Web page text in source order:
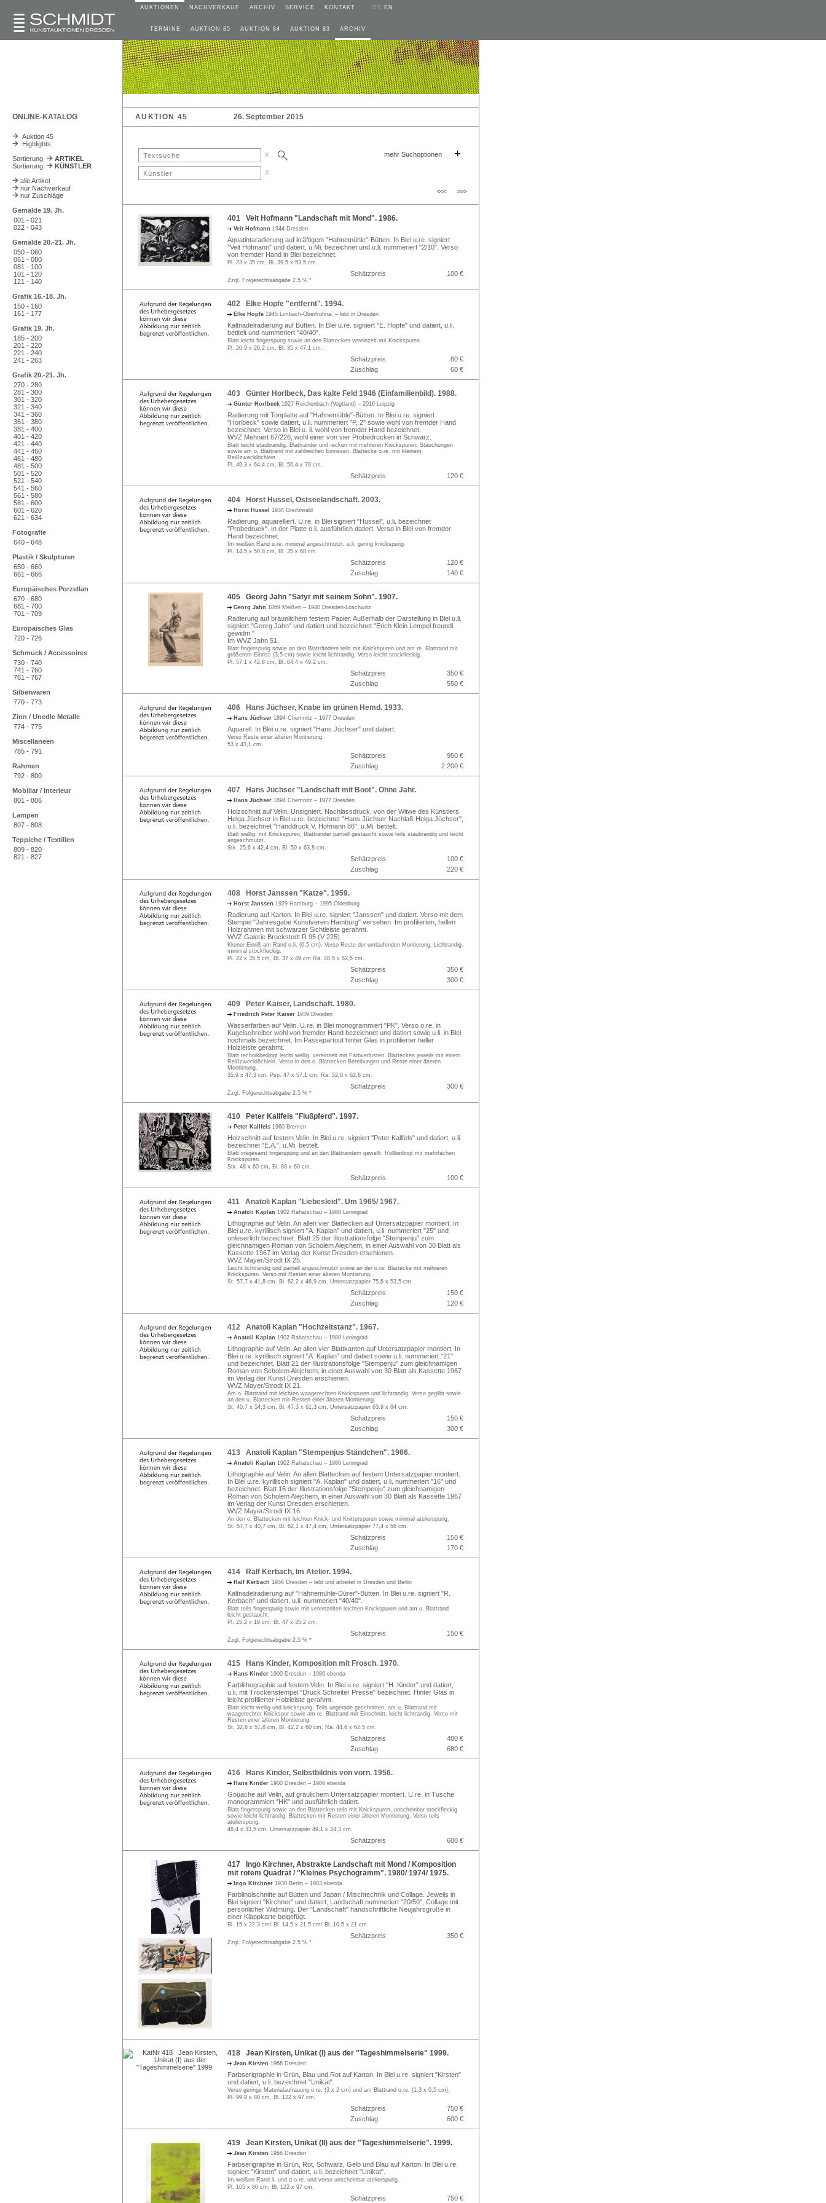
AUKTIONEN NACHVERKAUF ARCHIV SERVICE KONTAKT DE EN
TERMINE AUKTION 85 AUKTION 84 AUKTION 83 ARCHIV
ONLINE-KATALOG AUKTION 45 26. September 2015
Auktion 45
Highlights
Sortierung
ARTIKEL
Sortierung
KÜNSTLER
alle Artikel
nur Nachverkauf
nur Zuschläge
Gemälde 19. Jh.
001 - 021
022 - 043
Gemälde 20.-21. Jh.
050 - 060
061 - 080
081 - 100
101 - 120
121 - 140
Grafik 16.-18. Jh.
150 - 160
161 - 177
Grafik 19. Jh.
185 - 200
201 - 220
221 - 240
241 - 263
Grafik 20.-21. Jh.
270 - 280
281 - 300
301 - 320
321 - 340
341 - 360
361 - 380
381 - 400
401 - 420
421 - 440
441 - 460
461 - 480
481 - 500
501 - 520
521 - 540
541 - 560
561 - 580
581 - 600
601 - 620
621 - 634
Fotografie
640 - 648
Plastik / Skulpturen
650 - 660
661 - 666
Europäisches Porzellan
670 - 680
681 - 700
701 - 709
Europäisches Glas
720 - 726
Schmuck / Accessoires
730 - 740
741 - 760
761 - 767
Silberwaren
770 - 773
Zinn / Unedle Metalle
774 - 775
Miscellaneen
785 - 791
Rahmen
792 - 800
Mobiliar / Interieur
801 - 806
Lampen
807 - 808
Teppiche / Textilien
809 - 820
821 - 827
x mehr Suchoptionen +
x
<<< >>>
401 Veit Hofmann "Landschaft mit Mond". 1986.
Veit Hofmann 1944 Dresden
Aquatintaradierung auf kräftigem "Hahnemühle"-Bütten. In Blei u.re. signiert
"Veit Hofmann" und datiert, u.Mi. bezeichnet und u.li. nummeriert "2/10". Verso
von fremder Hand in Blei bezeichnet.
Pl. 23 x 35 cm, Bl. 39,5 x 53,5 cm.
Schätzpreis 100 €
Zzgl. Folgerechtsabgabe 2.5 % *
402 Elke Hopfe "entfernt". 1994.
Elke Hopfe 1945 Limbach-Oberfrohna, – lebt in Dresden
Kaltnadelradierung auf Bütten. In Blei u.re. signiert "E. Hopfe" und datiert, u.li.
betitelt und nummeriert "40/40".
Blatt leicht fingerspurig sowie an den Blattecken vereinzelt mit Knickspuren
Pl. 20,9 x 29,2 cm, Bl. 35 x 47,1 cm.
Schätzpreis
80 €
Zuschlag
60 €
403 Günter Horlbeck, Das kalte Feld 1946 (Einfamilienbild). 1988.
Günter Horlbeck 1927 Reichenbach (Vogtland) – 2016 Leipzig
Radierung mit Tonplatte auf "Hahnemühle"-Bütten. In Blei u.re. signiert
"Horlbeck" sowie datiert, u.li. nummeriert "P. 2" sowie wohl von fremder Hand
bezeichnet. Verso in Blei u. li. wohl von fremder Hand bezeichnet.
WVZ Mehnert 67/226, wohl einer von vier Probedrucken in Schwarz.
Blatt leicht staubrandig, Blattränder und -ecken mit mehreren Knickspuren, Stauchungen
sowie am o. Blattrand mit zahlreichen Einrissen. Blattecke o.re. mit kleinem
Reißzwecklöchlein.
Pl. 49,3 x 64,4 cm, Bl. 56,4 x 79 cm.
Schätzpreis 120 €
404 Horst Hussel, Ostseelandschaft. 2003.
Horst Hussel 1934 Greifswald
Radierung, aquarelliert. U.re. in Blei signiert "Hussel", u.li. bezeichnet
"Probedruck". In der Platte o.li. ausführlich datiert. Verso in Blei von fremder
Hand bezeichnet.
Im weißen Rand u.re. minimal angeschmutzt, u.li. gering knickspurig.
Pl. 14,5 x 50,8 cm, Bl. 35 x 68 cm.
Schätzpreis
120 €
Zuschlag
140 €
405 Georg Jahn "Satyr mit seinem Sohn". 1907.
Georg Jahn 1869 Meißen – 1940 Dresden-Loschwitz
Radierung auf bräunlichem festem Papier. Außerhalb der Darstellung in Blei u.li.
signiert "Georg Jahn" und datiert und bezeichnet "Erich Klein Lempel freundl.
gewidm."
Im WVZ Jahn 51.
Blatt fingerspurig sowie an den Blatträndern teils mit Knickspuren und am re. Blattrand mit
größerem Einriss (3,5 cm) sowie leicht lichtrandig. Verso leicht stockfleckig.
Pl. 57,1 x 42,8 cm, Bl. 64,4 x 49,2 cm.
Schätzpreis
350 €
Zuschlag
550 €
406 Hans Jüchser, Knabe im grünen Hemd. 1933.
Hans Jüchser 1894 Chemnitz – 1977 Dresden
Aquarell. In Blei u.re. signiert "Hans Jüchser" und datiert.
Verso Reste einer älteren Montierung.
53 x 43,1 cm.
Schätzpreis
950 €
Zuschlag
2.200 €
407 Hans Jüchser "Landschaft mit Boot". Ohne Jahr.
Hans Jüchser 1894 Chemnitz – 1977 Dresden
Holzschnitt auf Velin. Unsigniert. Nachlassdruck, von der Witwe des Künstlers
Helga Jüchser in Blei u.re. bezeichnet "Hans Jüchser Nachlaß Helga Jüchser",
u.li. bezeichnet "Handdruck V. Hofmann 86", u.Mi. betitelt.
Blatt wellig, mit Knickspuren, Blattränder partiell gestaucht sowie teils staubrandig und leicht
angeschmutzt.
Stk. 25,6 x 42,4 cm, Bl. 50 x 63,8 cm.
Schätzpreis
100 €
Zuschlag
220 €
408 Horst Janssen "Katze". 1959.
Horst Janssen 1929 Hamburg – 1995 Oldenburg
Radierung auf Karton. In Blei u.re. signiert "Janssen" und datiert. Verso mit dem
Stempel "Jahresgabe Kunstverein Hamburg" versehen. Im profilierten, hellen
Holzrahmen mit schwarzer Sichtleiste gerahmt.
WVZ Galerie Brockstedt R 95 (V 225).
Kleiner Einriß am Rand o.li. (0,5 cm). Verso Reste der umlaufenden Montierung. Lichtrandig,
minimal stockfleckig.
Pl. 22 x 35,5 cm, Bl. 37 x 49 cm Ra. 40,5 x 52,5 cm.
Schätzpreis
350 €
Zuschlag
300 €
409 Peter Kaiser, Landschaft. 1980.
Friedrich Peter Kaiser 1939 Dresden
Wasserfarben auf Velin. U.re. in Blei monogrammiert "PK". Verso o.re. in
Kugelschreiber wohl von fremder Hand bezeichnet und datiert sowie u.li. in Blei
nochmals bezeichnet. Im Passepartout hinter Glas in profilierter heller
Holzleiste gerahmt.
Blatt technikbedingt leicht wellig, vereinzelt mit Farbverlusten. Blattecken jeweils mit einem
Reißzwecklöchlein. Verso in den o. Blattecken Bereibungen und Reste einer älteren
Montierung.
35,9 x 47,3 cm, Psp. 47 x 57,1 cm, Ra. 52,8 x 62,8 cm.
Schätzpreis 300 €
Zzgl. Folgerechtsabgabe 2.5 % *
410 Peter Kallfels "Flußpferd". 1997.
Peter Kallfels 1960 Bremen
Holzschnitt auf festem Velin. In Blei u.re. signiert "Peter Kallfels" und datiert, u.li.
bezeichnet "E.A.", u.Mi. betitelt.
Blatt insgesamt fingerspurig und an den Blatträndern gewellt. Rollbedingt mit mehrfachen
Knickspuren.
Stk. 48 x 60 cm, Bl. 80 x 60 cm.
Schätzpreis 100 €
411 Anatoli Kaplan "Liebesleid". Um 1965/ 1967.
Anatoli Kaplan 1902 Rahatschau – 1980 Leningrad
Lithographie auf Velin. An allen vier Blattecken auf Untersatzpapier montiert. In
Blei u.re. kyrillisch signiert "A. Kaplan" und datiert, u.li. nummeriert "25" und
unleserlich bezeichnet. Blatt 25 der Illustrationsfolge "Stempenju" zum
gleichnamigen Roman von Scholem Alejchem, in einer Auswahl von 30 Blatt als
Kassette 1967 im Verlag der Kunst Dresden erschienen.
WVZ Mayer/Strodt IX 25.
Leicht lichtrandig und partiell angeschmutzt sowie an der o.re. Blattecke mit mehreren
Knickspuren. Verso mit Resten einer älteren Montierung.
St. 57,7 x 41,8 cm, Bl. 62,2 x 46,9 cm, Untersatzpapier 75,6 x 53,5 cm.
Schätzpreis
150 €
Zuschlag
120 €
412 Anatoli Kaplan "Hochzeitstanz". 1967.
Anatoli Kaplan 1902 Rahatschau – 1980 Leningrad
Lithographie auf Velin. An allen vier Blattkanten auf Untersatzpapier montiert. In
Blei u.re. kyrillisch signiert "A. Kaplan" und datiert sowie u.li. nummeriert "21"
und bezeichnet. Blatt 21 der Illustrationsfolge "Stempenju" zum gleichnamigen
Roman von Scholem Alejchem, in einer Auswahl von 30 Blatt als Kassette 1967
im Verlag der Kunst Dresden erschienen.
WVZ Mayer/Strodt IX 21.
Am o. Blattrand mit leichten waagerechten Knickspuren und lichtrandig. Verso gegilbt sowie
an den u. Blattecken mit Resten einer älteren Montierung.
St. 40,7 x 54,3 cm, Bl. 47,3 x 61,3 cm, Untersatzpapier 63,9 x 84 cm.
Schätzpreis
150 €
Zuschlag
300 €
413 Anatoli Kaplan "Stempenjus Ständchen". 1966.
Anatoli Kaplan 1902 Rahatschau – 1980 Leningrad
Lithographie auf Velin. An allen Blattecken auf festem Untersatzpapier montiert.
In Blei u.re. kyrillisch signiert "A. Kaplan" und datiert, u.li. nummeriert "16" und
bezeichnet. Blatt 16 der Illustrationsfolge "Stempenju" zum gleichnamigen
Roman von Scholem Alejchem, in einer Auswahl von 30 Blatt als Kassette 1967
im Verlag der Kunst Dresden erschienen.
WVZ Mayer/Strodt IX 16.
An den o. Blattecken mit leichten Knick- und Knitterspuren sowie minimal atelierspurig.
St. 57,7 x 40,7 cm, Bl. 62,1 x 47,4 cm, Untersatzpapier 77,4 x 56 cm.
Schätzpreis
150 €
Zuschlag
170 €
414 Ralf Kerbach, Im Atelier. 1994.
Ralf Kerbach 1956 Dresden – lebt und arbeitet in Dresden und Berlin
Kaltnadelradierung auf "Hahnemühle-Dürer"-Bütten. In Blei u.re. signiert "R.
Kerbach" und datiert, u.li. nummeriert "40/40".
Blatt teils fingerspurig sowie mit vereinzelten leichten Knickspuren und am u. Blattrand
leicht gestaucht.
Pl. 25,2 x 19 cm, Bl. 47 x 35,2 cm.
Schätzpreis 150 €
Zzgl. Folgerechtsabgabe 2.5 % *
415 Hans Kinder, Komposition mit Frosch. 1970.
Hans Kinder 1900 Dresden – 1986 ebenda
Farblithographie auf festem Velin. In Blei u.re. signiert "H. Kinder" und datiert,
u.li. mit Trockenstempel "Druck Schreiter Presse" bezeichnet. Hinter Glas in
leicht profilierter Holzleiste gerahmt.
Blatt leicht wellig und knickspurig. Teils ungerade geschnitten, am u. Blattrand mit
waagerechter Knickspur sowie am re. Blattrand mit Einschnitt, leicht lichtrandig. Verso mit
Resten einer älteren Montierung.
St. 32,6 x 51,8 cm, Bl. 42,2 x 60 cm, Ra. 44,6 x 62,5 cm.
Schätzpreis
480 €
Zuschlag
680 €
416 Hans Kinder, Selbstbildnis von vorn. 1956.
Hans Kinder 1900 Dresden – 1986 ebenda
Gouache auf Velin, auf gräulichem Untersatzpapier montiert. U.re. in Tusche
monogrammiert "HK" und ausführlich datiert.
Blatt fingerspurig sowie an den Blattecken teils mit Knickspuren, unscheinbar stockfleckig
sowie leicht lichtrandig. Blattecken mit Resten einer älteren Montierung. Verso teils
atelierspurig,
48,4 x 33,5 cm, Untersatzpapier 49,1 x 34,3 cm.
Schätzpreis 600 €
417 Ingo Kirchner, Abstrakte Landschaft mit Mond / Komposition
mit rotem Quadrat / "Kleines Psychogramm". 1980/ 1974/ 1975.
Ingo Kirchner 1930 Berlin – 1983 ebenda
Farblinolschnitte auf Bütten und Japan / Mischtechnik und Collage. Jeweils in
Blei signiert "Kirchner" und datiert, Landschaft nummeriert "20/50", Collage mit
persönlicher Widmung. Der "Landschaft" handschriftliche Neujahrsgrüße in
einer Klappkarte beigefügt.
Bl. 15 x 22,3 cm/ Bl. 14,5 x 21,5 cm/ Bl. 10,5 x 21 cm.
Schätzpreis 350 €
Zzgl. Folgerechtsabgabe 2.5 % *
418 Jean Kirsten, Unikat (I) aus der "Tageshimmelserie" 1999.
Jean Kirsten 1966 Dresden
Farbserigraphie in Grün, Blau und Rot auf Karton. In Blei u.re. signiert "Kirsten"
und datiert, u.li. bezeichnet "Unikat".
Verso geringe Materialaufrauung o.re. (3 x 2 cm) und am Blattrand o.re. (1,3 x 0,5 cm).
Pl. 99,8 x 80 cm, Bl. 122 x 97 cm.
Schätzpreis
750 €
Zuschlag
600 €
419 Jean Kirsten, Unikat (II) aus der "Tageshimmelserie". 1999.
Jean Kirsten 1966 Dresden
Farbserigraphie in Grün, Rot, Schwarz, Gelb und Blau auf Karton. In Blei u.re.
signiert "Kirsten" und datiert, u.li. bezeichnet "Unikat".
Im weißen Rand li. und d o.re. und verso unscheinbar atelierspurig.
Pl. 105 x 80 cm, Bl. 122 x 97 cm.
Schätzpreis 750 €